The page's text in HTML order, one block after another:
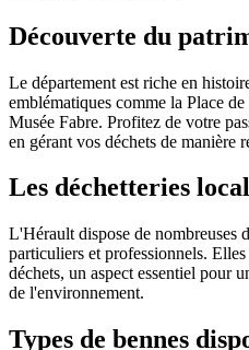
Découverte du
Le département est riche en
emblématiques comme la Place
Musée Fabre. Profitez de votre
en gérant vos déchets de manière
Les déchetteries
L'Hérault dispose de nombreuses
particuliers et professionnels.
déchets, un aspect essentiel pour
de l'environnement.
Types de bennes